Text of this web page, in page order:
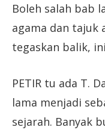
Boleh salah bab
agama dan tajuk
tegaskan balik,
PETIR tu ada T.
lama menjadi
sejarah. Banyak